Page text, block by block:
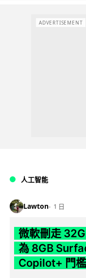
ADVERTISEMENT
人工智能
Lawton 1 日
微軟刪走
為 8GB
Copilot+ 門